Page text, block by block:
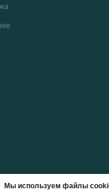
Мы используем файлы